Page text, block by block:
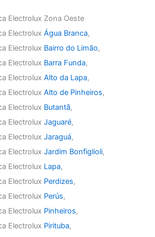
Electrolux Zona Oeste
ElectroluxÁgua Branca,
Electrolux Bairro do Limão,
Electrolux Barra Funda,
ElectroluxAlto da Lapa,
ElectroluxAlto de Pinheiros,
Electrolux Butantã,
ElectroluxJaguaré,
ElectroluxJaraguá,
ElectroluxJardim Bonfiglioli,
Electrolux Lapa,
Electrolux Perdizes,
Electrolux Perús,
Electrolux Pinheiros,
Electrolux Pirituba,